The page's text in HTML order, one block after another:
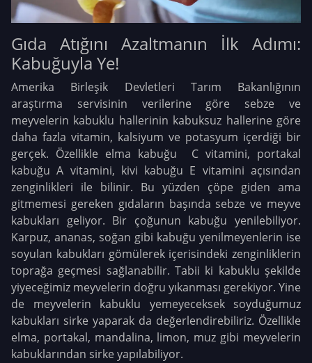
Gıda Atığını Azaltmanın İlk Adımı:
Kabuğuyla Ye!
Amerika Birleşik Devletleri Tarım Bakanlığının
araştırma servisinin verilerine göre sebze ve
meyvelerin kabuklu hallerinin kabuksuz hallerine göre
daha fazla vitamin, kalsiyum ve potasyum içerdiği bir
gerçek. Özellikle elma kabuğu C vitamini, portakal
kabuğu A vitamini, kivi kabuğu E vitamini açısından
zenginlikleri ile bilinir. Bu yüzden çöpe giden ama
gitmemesi gereken gıdaların başında sebze ve meyve
kabukları geliyor. Bir çoğunun kabuğu yenilebiliyor.
Karpuz, ananas, soğan gibi kabuğu yenilmeyenlerin ise
soyulan kabukları gömülerek içerisindeki zenginliklerin
toprağa geçmesi sağlanabilir. Tabii ki kabuklu şekilde
yiyeceğimiz meyvelerin doğru yıkanması gerekiyor. Yine
de meyvelerin kabuklu yemeyeceksek soyduğumuz
kabukları sirke yaparak da değerlendirebiliriz. Özellikle
elma, portakal, mandalina, limon, muz gibi meyvelerin
kabuklarından sirke yapılabiliyor.